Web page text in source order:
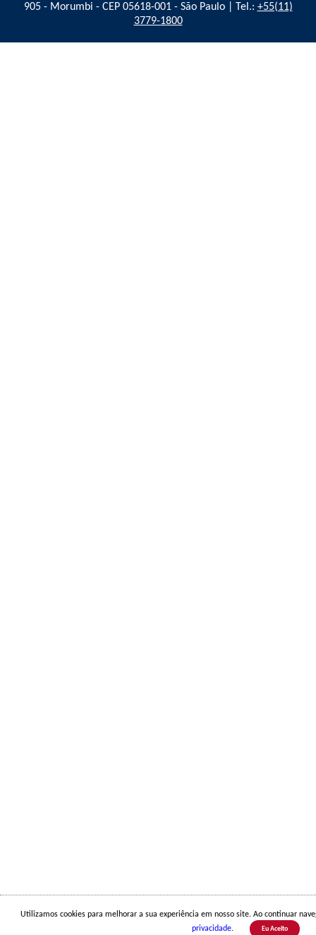
905 - Morumbi - CEP 05618-001 - São Paulo | Tel.: +55(11)
3779-1800
Utilizamos cookies para melhorar a sua experiência em nosso site. Ao continuar
privacidade. Eu Aceito